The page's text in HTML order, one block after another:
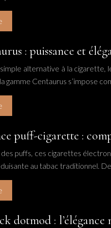
: puissance et
alternative à la cigarette,
gamme Centaurus s’impose
puff-cigarette :
puffs, ces cigarettes
au tabac traditionnel.
dotmod : l’élégance